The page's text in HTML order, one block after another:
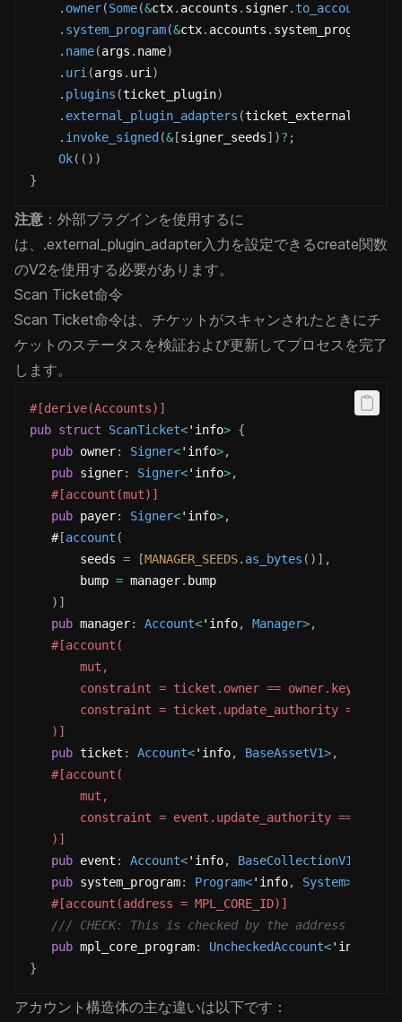
. owner(Some(&ctx. accounts . signer.to_account_info
. system_program(&ctx. accounts . system_program
. name(args . name)
. uri (args . uri )
. plugins (ticket_plugin)
. external_plugin_adapters (ticket_external_plugin
. invoke_signed (&[signer_seeds] )? ;
Ok( ( ) )
}
注意 ：外部プラグインを使用するに
は、.external_plugin_adapter入力を設定できるcreate関数
のV2を使用する必要があります。
Scan Ticket命令
Scan Ticket命令は、チケットがスキャンされたときにチ
ケットのステータスを検証および更新してプロセスを完了
します。
#[derive(Accounts)]
pub struct ScanTicket<'info> {
pub owner: Signer<'info>,
pub signer: Signer<'info>,
#[account(mut)]
pub payer: Signer<'info>,
   #
[account (
       seeds
= [MANAGER_SEEDS. as_bytes ( ) ] ,
       bump
= manager. bump
) ]
pub manager: Account<'info, Manager>,
#[account(
       mut,
       constraint = ticket.owner == owner.key(),
constraint = ticket.update_authority ==
   )]
pub ticket : Account<'info, BaseAssetV1>,
#[account(
       mut,
constraint = event.update_authority ==
   )]
pub event : Account<'info, BaseCollectionV1
pub system_program: Program<'info, System>
#[account(address = MPL_CORE_ID)]
/// CHECK: This is checked by the address
pub mpl_core_program: UncheckedAccount<'info
}
アカウント構造体の主な違いは以下です：